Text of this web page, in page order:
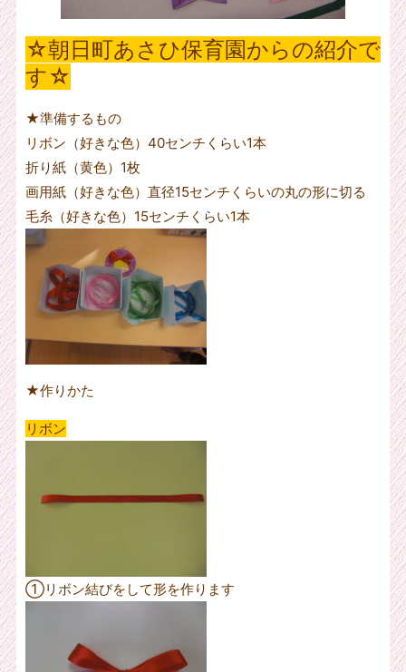
☆朝日町あさひ保育園からの紹介で
す☆
★準備するもの
リボン（好きな色）40センチくらい1本
折り紙（黄色）1枚
画用紙（好きな色）直径15センチくらいの丸の形に切る
毛糸（好きな色）15センチくらい1本
★作りかた
リボン
①リボン結びをして形を作ります